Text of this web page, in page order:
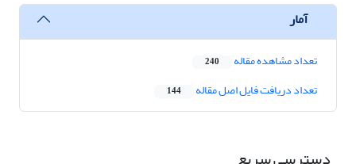
آمار
تعداد مشاهده مقاله 240
تعداد دریافت فایل اصل مقاله 144